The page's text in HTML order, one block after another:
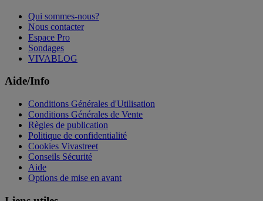
Qui sommes-nous?
Nous contacter
Espace Pro
Sondages
VIVABLOG
Aide/Info
Conditions Générales d'Utilisation
Conditions Générales de Vente
Règles de publication
Politique de confidentialité
Cookies Vivastreet
Conseils Sécurité
Aide
Options de mise en avant